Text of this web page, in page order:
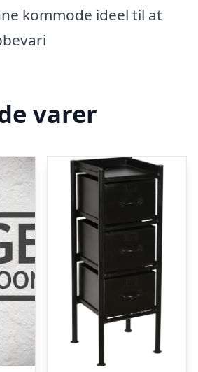
kommode ideel til at
varer